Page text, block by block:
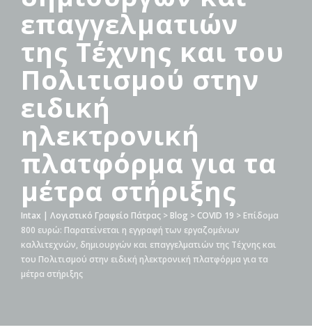
επαγγελματιών
της Τέχνης και του
Πολιτισμού στην
ειδική
ηλεκτρονική
πλατφόρμα για τα
μέτρα στήριξης
Intax | Λογιστικό Γραφείο Πάτρας > Blog > COVID 19 > Επίδομα
800 ευρώ: Παρατείνεται η εγγραφή των εργαζομένων
καλλιτεχνών, δημιουργών και επαγγελματιών της Τέχνης και
του Πολιτισμού στην ειδική ηλεκτρονική πλατφόρμα για τα
μέτρα στήριξης